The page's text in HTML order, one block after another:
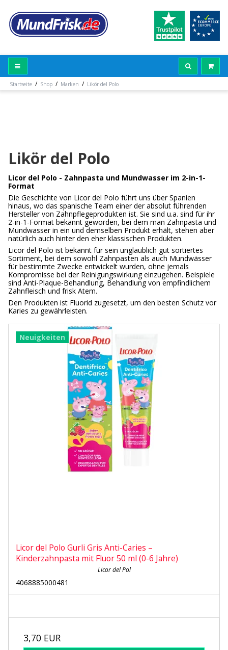
Startseite / Shop / Marken / Likör del Polo
Likör del Polo
Licor del Polo - Zahnpasta und Mundwasser im 2-in-1-
Format
Die Geschichte von Licor del Polo führt uns über Spanien
hinaus, wo das spanische Team einer der absolut führenden
Hersteller von Zahnpflegeprodukten ist. Sie sind u.a. sind für ihr
2-in-1-Format bekannt geworden, bei dem man Zahnpasta und
Mundwasser in ein und demselben Produkt erhält, stehen aber
natürlich auch hinter den eher klassischen Produkten.
Licor del Polo ist bekannt für sein unglaublich gut sortiertes
Sortiment, bei dem sowohl Zahnpasten als auch Mundwässer
für bestimmte Zwecke entwickelt wurden, ohne jemals
Kompromisse bei der Reinigungswirkung einzugehen. Beispiele
sind Anti-Plaque-Behandlung, Behandlung von empfindlichem
Zahnfleisch und frisk Atem.
Den Produkten ist Fluorid zugesetzt, um den besten Schutz vor
Karies zu gewährleisten.
Neuigkeiten
Licor del Polo Gurli Gris Anti-Caries –
Kinderzahnpasta mit Fluor 50 ml (0-6 Jahre)
Licor del Pol
4068885000481
3,70 EUR